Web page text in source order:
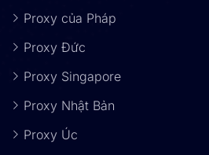
Proxy của Pháp
Proxy Đức
Proxy Singapore
Proxy Nhật Bản
Proxy Úc